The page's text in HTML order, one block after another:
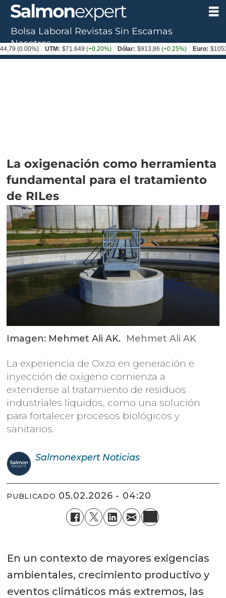
La oxigenación como herramienta
fundamental para el tratamiento
de RILes
Imagen: Mehmet Ali AK. Mehmet Ali AK
La experiencia de Oxzo en generación e
inyección de oxígeno comienza a
extenderse al tratamiento de residuos
industriales líquidos, como una solución
para fortalecer procesos biológicos y
sanitarios.
Salmonexpert Noticias
PUBLICADO 05.02.2026 - 04:20
En un contexto de mayores exigencias
ambientales, crecimiento productivo y
eventos climáticos más extremos, las
Bolsa Laboral Revistas Sin Escamas
Nosotros
UTM: $71.649 (+0.20%) Dólar: $913,86 (+0.25%) Euro: $1053,08(-